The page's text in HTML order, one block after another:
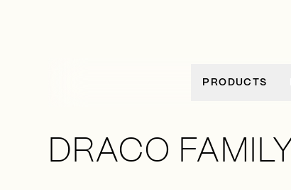
PRODUCTS
DRACO FAMILY